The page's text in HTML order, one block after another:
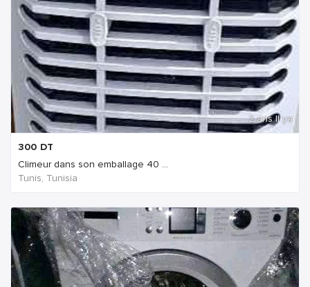
2 ans Il ya
300 DT
Climeur dans son emballage 40 ...
Tunis, Tunisia